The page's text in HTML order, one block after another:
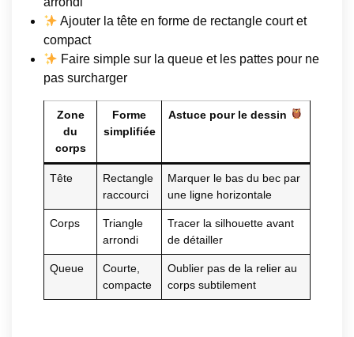
Ajouter la tête en forme de rectangle court et
compact
Faire simple sur la queue et les pattes pour ne
pas surcharger
Zone
du
corps
Forme
simplifiée
Astuce pour le dessin
Tête
Rectangle
raccourci
Marquer le bas du bec par
une ligne horizontale
Corps
Triangle
arrondi
Tracer la silhouette avant
de détailler
Queue
Courte,
compacte
Oublier pas de la relier au
corps subtilement